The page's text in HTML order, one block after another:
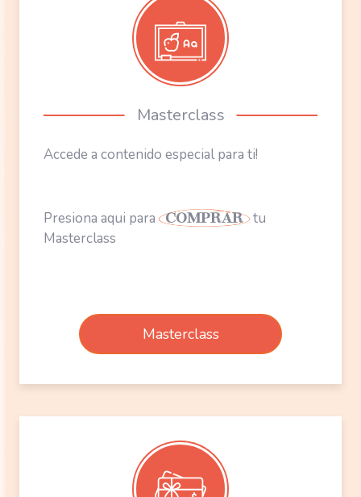
Accede a contenido especial para ti!
Presiona aqui para COMPRAR tu
Masterclass
Masterclass